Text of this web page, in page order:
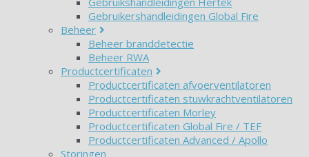
Gebruikershandleidingen Global Fire
Beheer
Beheer branddetectie
Beheer RWA
Productcertificaten
Productcertificaten afvoerventilatoren
Productcertificaten stuwkrachtventilatoren
Productcertificaten Morley
Productcertificaten Global Fire / TEF
Productcertificaten Advanced / Apollo
Storingen